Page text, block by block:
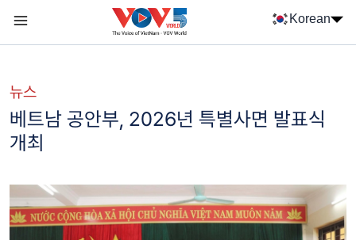
Korean
뉴스
베트남 공안부, 2026년 특별사면 발표식
개최